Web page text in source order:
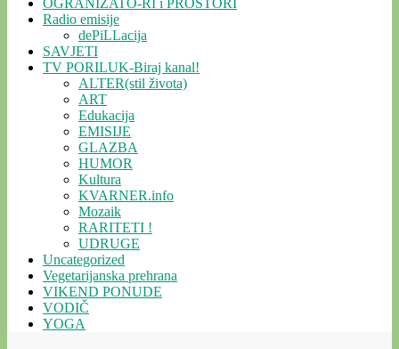
OGRANIZATO-RI i PROSTORI
Radio emisije
dePiLLacija
SAVJETI
TV PORILUK-Biraj kanal!
ALTER(stil života)
ART
Edukacija
EMISIJE
GLAZBA
HUMOR
Kultura
KVARNER.info
Mozaik
RARITETI !
UDRUGE
Uncategorized
Vegetarijanska prehrana
VIKEND PONUDE
VODIČ
YOGA